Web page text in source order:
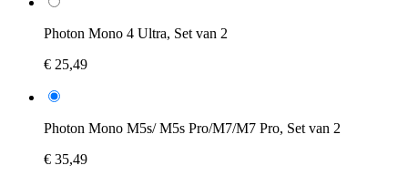
Photon Mono 4 Ultra, Set van 2
€ 25,49
Photon Mono M5s/ M5s Pro/M7/M7 Pro, Set van 2
€ 35,49